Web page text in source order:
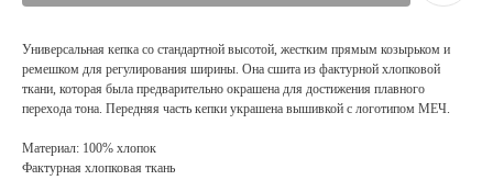
Универсальная кепка со стандартной высотой, жестким прямым козырьком и
ремешком для регулирования ширины. Она сшита из фактурной хлопковой
ткани, которая была предварительно окрашена для достижения плавного
перехода тона. Передняя часть кепки украшена вышивкой с логотипом МЕЧ.
Материал: 100% хлопок
Фактурная хлопковая ткань